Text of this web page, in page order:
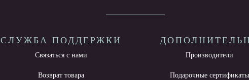
СЛУЖБА ПОДДЕРЖКИ
Связаться с нами
Возврат товара
Производители
Подарочные сертификаты